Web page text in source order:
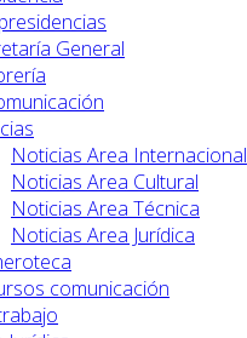
General
Noticias Area Internacional
Noticias Area Cultural
Noticias Area Técnica
Noticias Area Jurídica
comunicación